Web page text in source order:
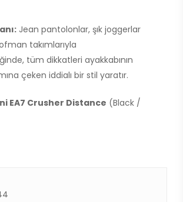
Jean pantolonlar, şık joggerlar
takımlarıyla
tüm dikkatleri ayakkabının
çeken iddialı bir stil yaratır.
EA7 Crusher Distance (Black /